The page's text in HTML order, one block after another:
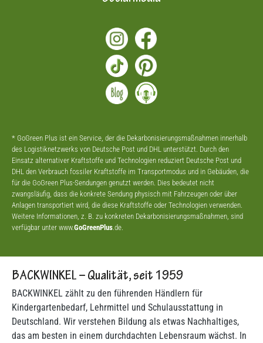
* GoGreen Plus ist ein Service, der die Dekarbonisierungsmaßnahmen innerhalb
des Logistiknetzwerks von Deutsche Post und DHL unterstützt. Durch den
Einsatz alternativer Kraftstoffe und Technologien reduziert Deutsche Post und
DHL den Verbrauch fossiler Kraftstoffe im Transportmodus und in Gebäuden, die
für die GoGreen Plus-Sendungen genutzt werden. Dies bedeutet nicht
zwangsläufig, dass die konkrete Sendung physisch mit Fahrzeugen oder über
Anlagen transportiert wird, die diese Kraftstoffe oder Technologien verwenden.
Weitere Informationen, z. B. zu konkreten Dekarbonisierungsmaßnahmen, sind
verfügbar unter www.GoGreenPlus .de.
BACKWINKEL – Qualität, seit 1959
BACKWINKEL zählt zu den führenden Händlern für
Kindergartenbedarf, Lehrmittel und Schulausstattung in
Deutschland. Wir verstehen Bildung als etwas Nachhaltiges,
das am besten in einem durchdachten Lebensraum wächst. In